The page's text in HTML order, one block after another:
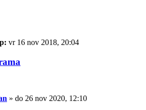
vr 16 nov 2018, 20:04
» do 26 nov 2020, 12:10